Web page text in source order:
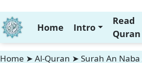
Home Intro
Read
Quran
Home ➤ Al-Quran ➤ Surah An